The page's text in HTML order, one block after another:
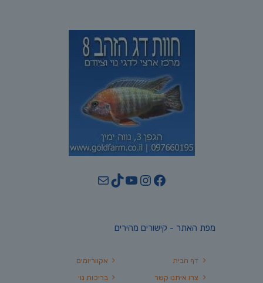
Facebook
Instagram
YouTube
TikTok
Mail
מפת האתר - קישורים מהירים
אקווריומים
בריכות נוי
דף הבית
צרו איתנו קשר